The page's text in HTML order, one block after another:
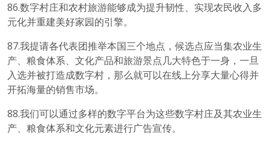
86.数字村庄和农村旅游能够成为提升韧性、实现农民收入多
元化并重建美好家园的引擎。
87.我提请各代表团推举本国三个地点，候选点应当集农业生
产、粮食体系、文化产品和旅游景点几大特色于一身，一旦
入选并被打造成数字村，那么就可以在线上分享大量心得并
开拓海量的销售市场。
88.我们可以通过多样的数字平台为这些数字村庄及其农业生
产、粮食体系和文化元素进行广告宣传。